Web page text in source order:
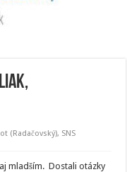
(Radačovský), SNS
mladším. Dostali otázky